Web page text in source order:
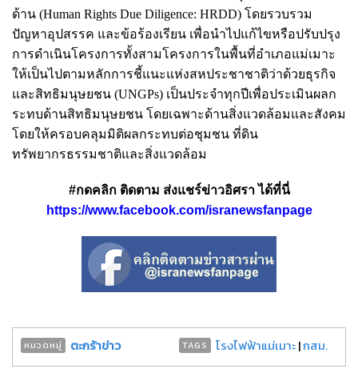
ด้าน (Human Rights Due Diligence: HRDD) โดยรวบรวม
ปัญหาอุปสรรค และข้อร้องเรียน เพื่อนำไปแก้ไขหรือปรับปรุง
การดำเนินโครงการทั้งสามโครงการในพื้นที่อำเภอแม่เมาะ
ให้เป็นไปตามหลักการชี้แนะแห่งสหประชาชาติว่าด้วยธุรกิจ
และสิทธิมนุษยชน (UNGPs) เป็นประจำทุกปีเพื่อประเมินผลก
ระทบด้านสิทธิมนุษยชน โดยเฉพาะด้านสิ่งแวดล้อมและสังคม
โดยให้ครอบคลุมมิติผลกระทบต่อชุมชน ที่ดิน
ทรัพยากรธรรมชาติและสิ่งแวดล้อม
#กดคลิก ติดตาม ส่งแชร์ข่าวอิศรา ได้ที่นี่
https://www.facebook.com/isranewsfanpage
หมวดหมู่ ตะกร้าข่าว TAGS โรงไฟฟ้าแม่เมาะ|กสม.